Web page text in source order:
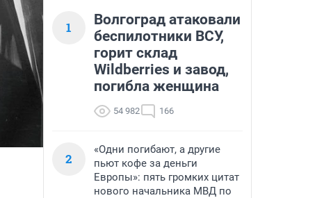
1
Волгоград атаковали
беспилотники ВСУ,
горит склад
Wildberries и завод,
погибла женщина
54 982 166
2
«Одни погибают, а другие
пьют кофе за деньги
Европы»: пять громких цитат
нового начальника МВД по